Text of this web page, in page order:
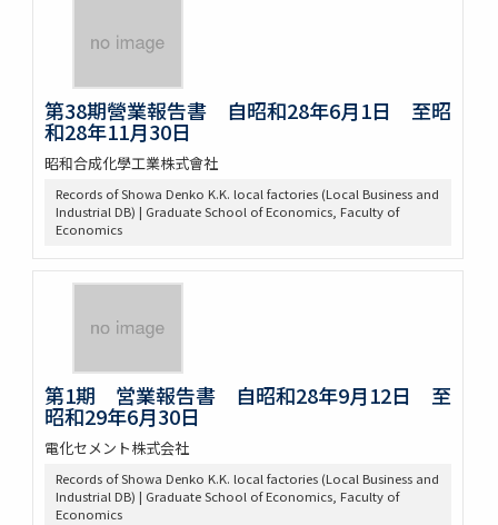
第38期營業報告書 自昭和28年6月1日 至昭
和28年11月30日
昭和合成化學工業株式會社
Records of Showa Denko K.K. local factories (Local Business and
Industrial DB) | Graduate School of Economics, Faculty of
Economics
第1期 営業報告書 自昭和28年9月12日 至
昭和29年6月30日
電化セメント株式会社
Records of Showa Denko K.K. local factories (Local Business and
Industrial DB) | Graduate School of Economics, Faculty of
Economics